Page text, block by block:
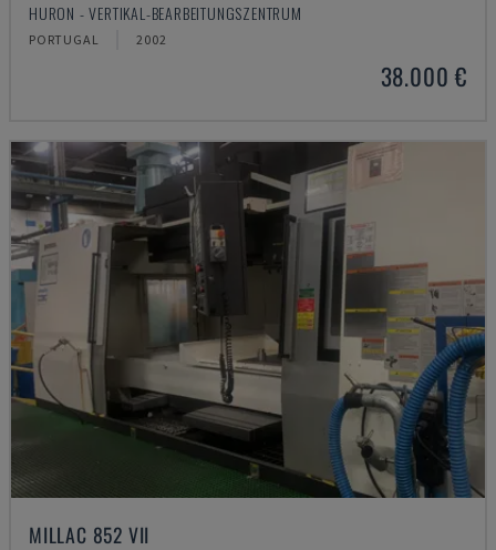
HURON - VERTIKAL-BEARBEITUNGSZENTRUM
PORTUGAL 2002
38.000 €
MILLAC 852 VII